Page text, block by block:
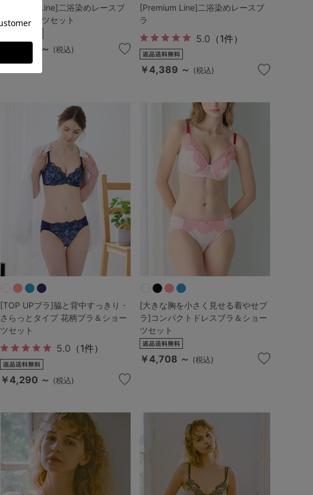
[Premium Line]二浴染めレースブ
ラ＆ショーツセット
￥6,358 ～ (税込)
[Premium Line]二浴染めレースブ
ラ
5.0 （1件）
￥4,389 ～ (税込)
[TOP UPブラ]脇と背中すっきり・
さらっとタイプ 花柄ブラ＆ショー
ツセット
5.0 （1件）
￥4,290 ～ (税込)
[大きな胸を小さく見せる着やせブ
ラ]コンパクトドレスブラ＆ショー
ツセット
￥4,708 ～ (税込)